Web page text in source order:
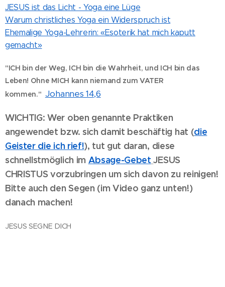
JESUS ist das Licht - Yoga eine Lüge
Warum christliches Yoga ein Widerspruch ist
Ehemalige Yoga-Lehrerin: «Esoterik hat mich kaputt
gemacht»
"ICH bin der Weg, ICH bin die Wahrheit, und ICH bin das
Leben! Ohne MICH kann niemand zum VATER
kommen." Johannes 14,6
WICHTIG:Wer oben genannte Praktiken
angewendet bzw. sich damit beschäftig hat (die
Geister die ich rief!), tut gut daran, diese
schnellstmöglich im Absage-Gebet JESUS
CHRISTUS vorzubringen um sich davon zu reinigen!
Bitte auch den Segen (im Video ganz unten!)
danach machen!
JESUS SEGNE DICH